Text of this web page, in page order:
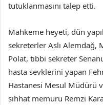
tutuklanmasını talep etti.
Mahkeme heyeti, dün
sekreterler Aslı Alemdağ,
Polat, tıbbi sekreter
hasta sevklerini yapan
Hastanesi Mesul Müdürü
sıhhat memuru Remzi